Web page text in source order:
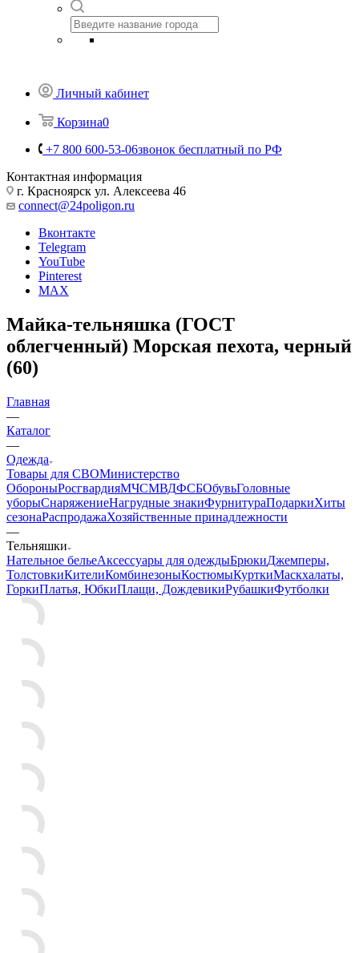
Россия
Назад
Личный кабинет
+7 800 600-53-06звонок бесплатный по РФ
Контактная информация
г. Красноярск ул. Алексеева 46
connect@24poligon.ru
Вконтакте
Telegram
YouTube
MAX
Майка-тельняшка (ГОСТ
облегченный) Морская пехота, черный
(60)
Главная
—
Каталог
—
Одежда
Товары для СВОМинистерство
ОбороныРосгвардияМЧСМВДФСБОбувьГоловные
уборыСнаряжение
сезонаРаспродажа Хозяйственные принадлежности
—
Тельняшки
Нательное бельеАксессуары для одеждыБрюкиДжемперы,
Толстовки
ГоркиПлатья, Юбки